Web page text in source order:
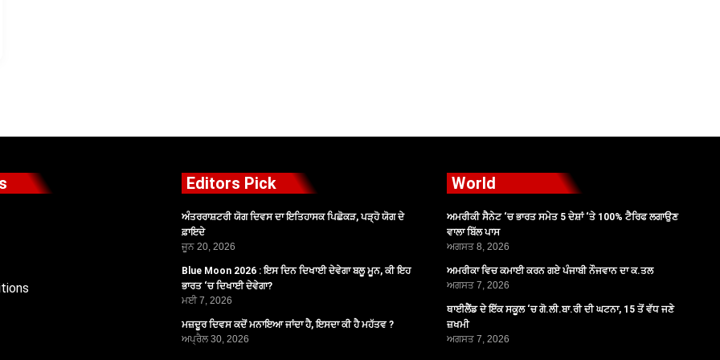
Editors Pick
ਅੰਤਰਰਾਸ਼ਟਰੀ ਯੋਗ ਦਿਵਸ ਦਾ ਇਤਿਹਾਸਕ ਪਿਛੋਕੜ, ਪੜ੍ਹੋ ਯੋਗ ਦੇ
ਫ਼ਾਇਦੇ
ਜੂਨ 20, 2026
Blue Moon 2026 : ਇਸ ਦਿਨ ਦਿਖਾਈ ਦੇਵੇਗਾ ਬਲੂ ਮੂਨ, ਕੀ ਇਹ
ਭਾਰਤ ‘ਚ ਦਿਖਾਈ ਦੇਵੇਗਾ?
ਮਈ 7, 2026
ਮਜ਼ਦੂਰ ਦਿਵਸ ਕਦੋਂ ਮਨਾਇਆ ਜਾਂਦਾ ਹੈ, ਇਸਦਾ ਕੀ ਹੈ ਮਹੱਤਵ ?
ਅਪ੍ਰੈਲ 30, 2026
World
ਅਮਰੀਕੀ ਸੈਨੇਟ ‘ਚ ਭਾਰਤ ਸਮੇਤ 5 ਦੇਸ਼ਾਂ ‘ਤੇ 100% ਟੈਰਿਫ ਲਗਾਉਣ
ਵਾਲਾ ਬਿੱਲ ਪਾਸ
ਅਗਸਤ 8, 2026
ਅਮਰੀਕਾ ਵਿਚ ਕਮਾਈ ਕਰਨ ਗਏ ਪੰਜਾਬੀ ਨੌਜਵਾਨ ਦਾ ਕ.ਤਲ
ਅਗਸਤ 7, 2026
ਥਾਈਲੈਂਡ ਦੇ ਇੱਕ ਸਕੂਲ ‘ਚ ਗੋ.ਲੀ.ਬਾ.ਰੀ ਦੀ ਘਟਨਾ, 15 ਤੋਂ ਵੱਧ ਜਣੇ
ਜ਼ਖਮੀ
ਅਗਸਤ 7, 2026